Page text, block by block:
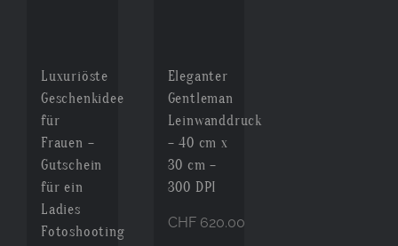
Luxuriöste
Geschenkidee
für
Frauen –
Gutschein
für ein
Ladies
Fotoshooting
Eleganter
Gentleman
Leinwanddruck
– 40 cm x
30 cm –
300 DPI
CHF620.00